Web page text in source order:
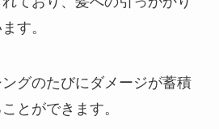
す。
グのたびにダメージが蓄積
とができます。